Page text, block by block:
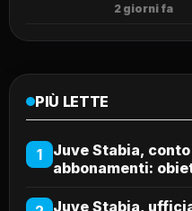
2 giorni fa
PIÙ LETTE
1
Juve Stabia,
abbonamenti:
Juve Stabia,